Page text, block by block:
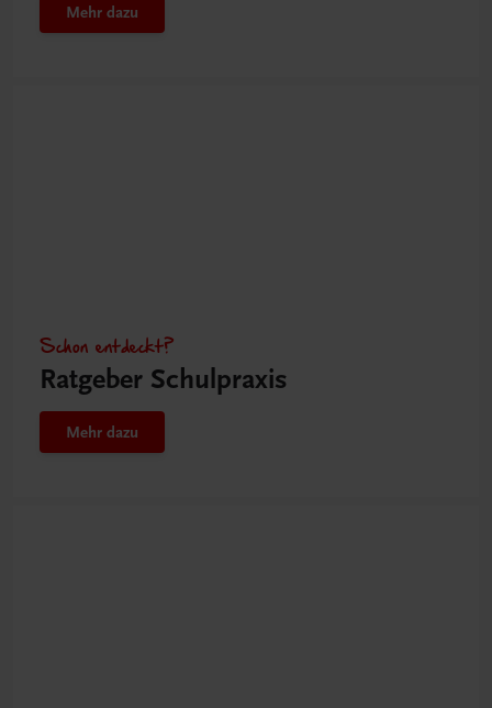
Mehr dazu
Schon entdeckt?
Ratgeber Schulpraxis
Mehr dazu